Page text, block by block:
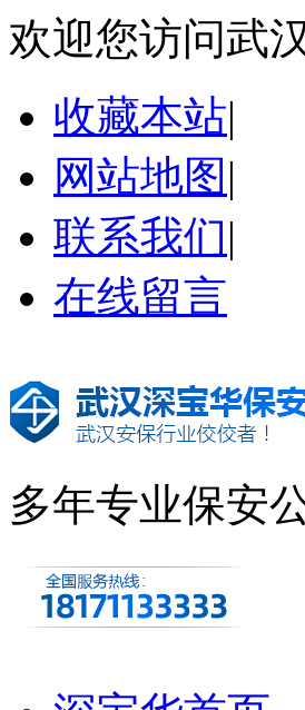
欢迎您访问武
收藏本站|
网站地图 |
联系我们|
在线留言
多年专业保安